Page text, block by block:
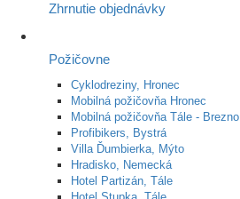
Zhrnutie objednávky
Požičovne
Cyklodreziny, Hronec
Mobilná požičovňa Hronec
Mobilná požičovňa Tále - Brezno
Profibikers, Bystrá
Villa Ďumbierka, Mýto
Hradisko, Nemecká
Hotel Partizán, Tále